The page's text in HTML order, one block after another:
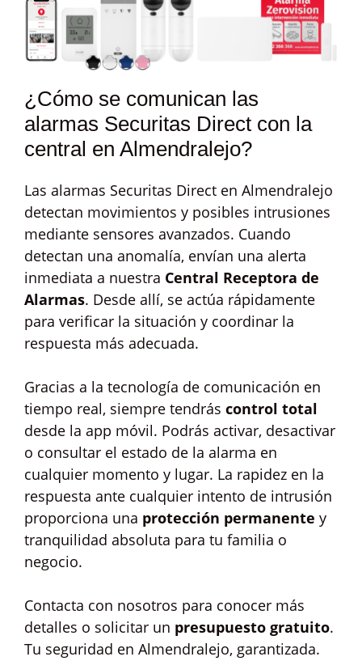
¿Cómo se comunican las
alarmas Securitas Direct con la
central en Almendralejo?
Las alarmas Securitas Direct en Almendralejo
detectan movimientos y posibles intrusiones
mediante sensores avanzados. Cuando
detectan una anomalía, envían una alerta
inmediata a nuestra Central Receptora de
Alarmas. Desde allí, se actúa rápidamente
para verificar la situación y coordinar la
respuesta más adecuada.
Gracias a la tecnología de comunicación en
tiempo real, siempre tendrás control total
desde la app móvil. Podrás activar, desactivar
o consultar el estado de la alarma en
cualquier momento y lugar. La rapidez en la
respuesta ante cualquier intento de intrusión
proporciona una protección permanente y
tranquilidad absoluta para tu familia o
negocio.
Contacta con nosotros para conocer más
detalles o solicitar un presupuesto gratuito.
Tu seguridad en Almendralejo, garantizada.